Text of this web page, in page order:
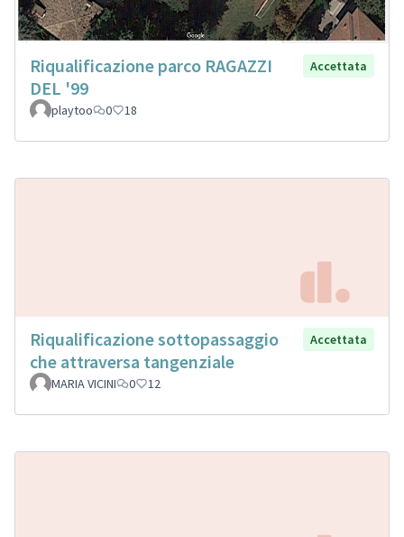
Riqualificazione parco RAGAZZI
DEL '99
Accettata
playtoo 0 18
Riqualificazione sottopassaggio
che attraversa tangenziale
Accettata
MARIA VICINI 0 12